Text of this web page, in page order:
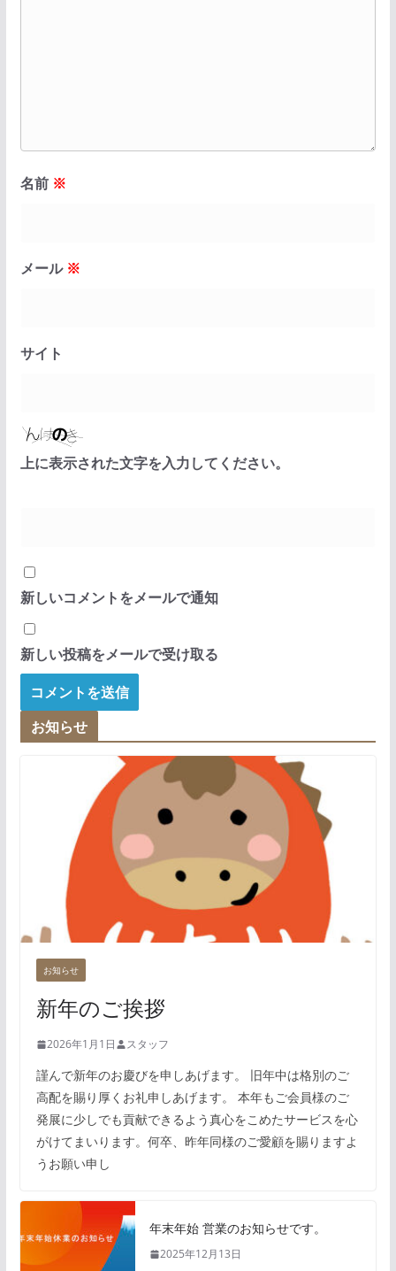
名前 ※
メール ※
サイト
上に表示された文字を入力してください。
新しいコメントをメールで通知
新しい投稿をメールで受け取る
お知らせ
お知らせ
新年のご挨拶
2026年1月1日 スタッフ
謹んで新年のお慶びを申しあげます。 旧年中は格別のご
高配を賜り厚くお礼申しあげます。 本年もご会員様のご
発展に少しでも貢献できるよう真心をこめたサービスを心
がけてまいります。何卒、昨年同様のご愛顧を賜りますよ
うお願い申し
年末年始 営業のお知らせです。
2025年12月13日